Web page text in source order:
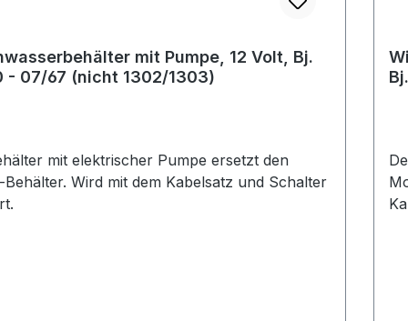
mit Pumpe, 12 Volt, Bj.
- 07/67 (nicht 1302/1303)
mit elektrischer Pumpe ersetzt den
Behälter. Wird mit dem Kabelsatz und Schalter